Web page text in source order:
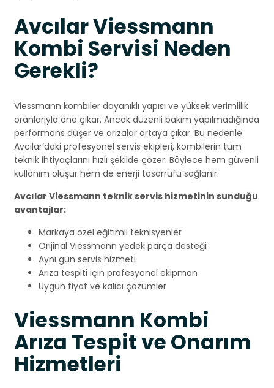
Avcılar Viessmann
Kombi Servisi Neden
Gerekli?
Viessmann kombiler dayanıklı yapısı ve yüksek verimlilik
oranlarıyla öne çıkar. Ancak düzenli bakım yapılmadığında
performans düşer ve arızalar ortaya çıkar. Bu nedenle
Avcılar’daki profesyonel servis ekipleri, kombilerin tüm
teknik ihtiyaçlarını hızlı şekilde çözer. Böylece hem güvenli
kullanım oluşur hem de enerji tasarrufu sağlanır.
Avcılar Viessmann teknik servis hizmetinin sunduğu
avantajlar:
Markaya özel eğitimli teknisyenler
Orijinal Viessmann yedek parça desteği
Aynı gün servis hizmeti
Arıza tespiti için profesyonel ekipman
Uygun fiyat ve kalıcı çözümler
Viessmann Kombi
Arıza Tespit ve Onarım
Hizmetleri